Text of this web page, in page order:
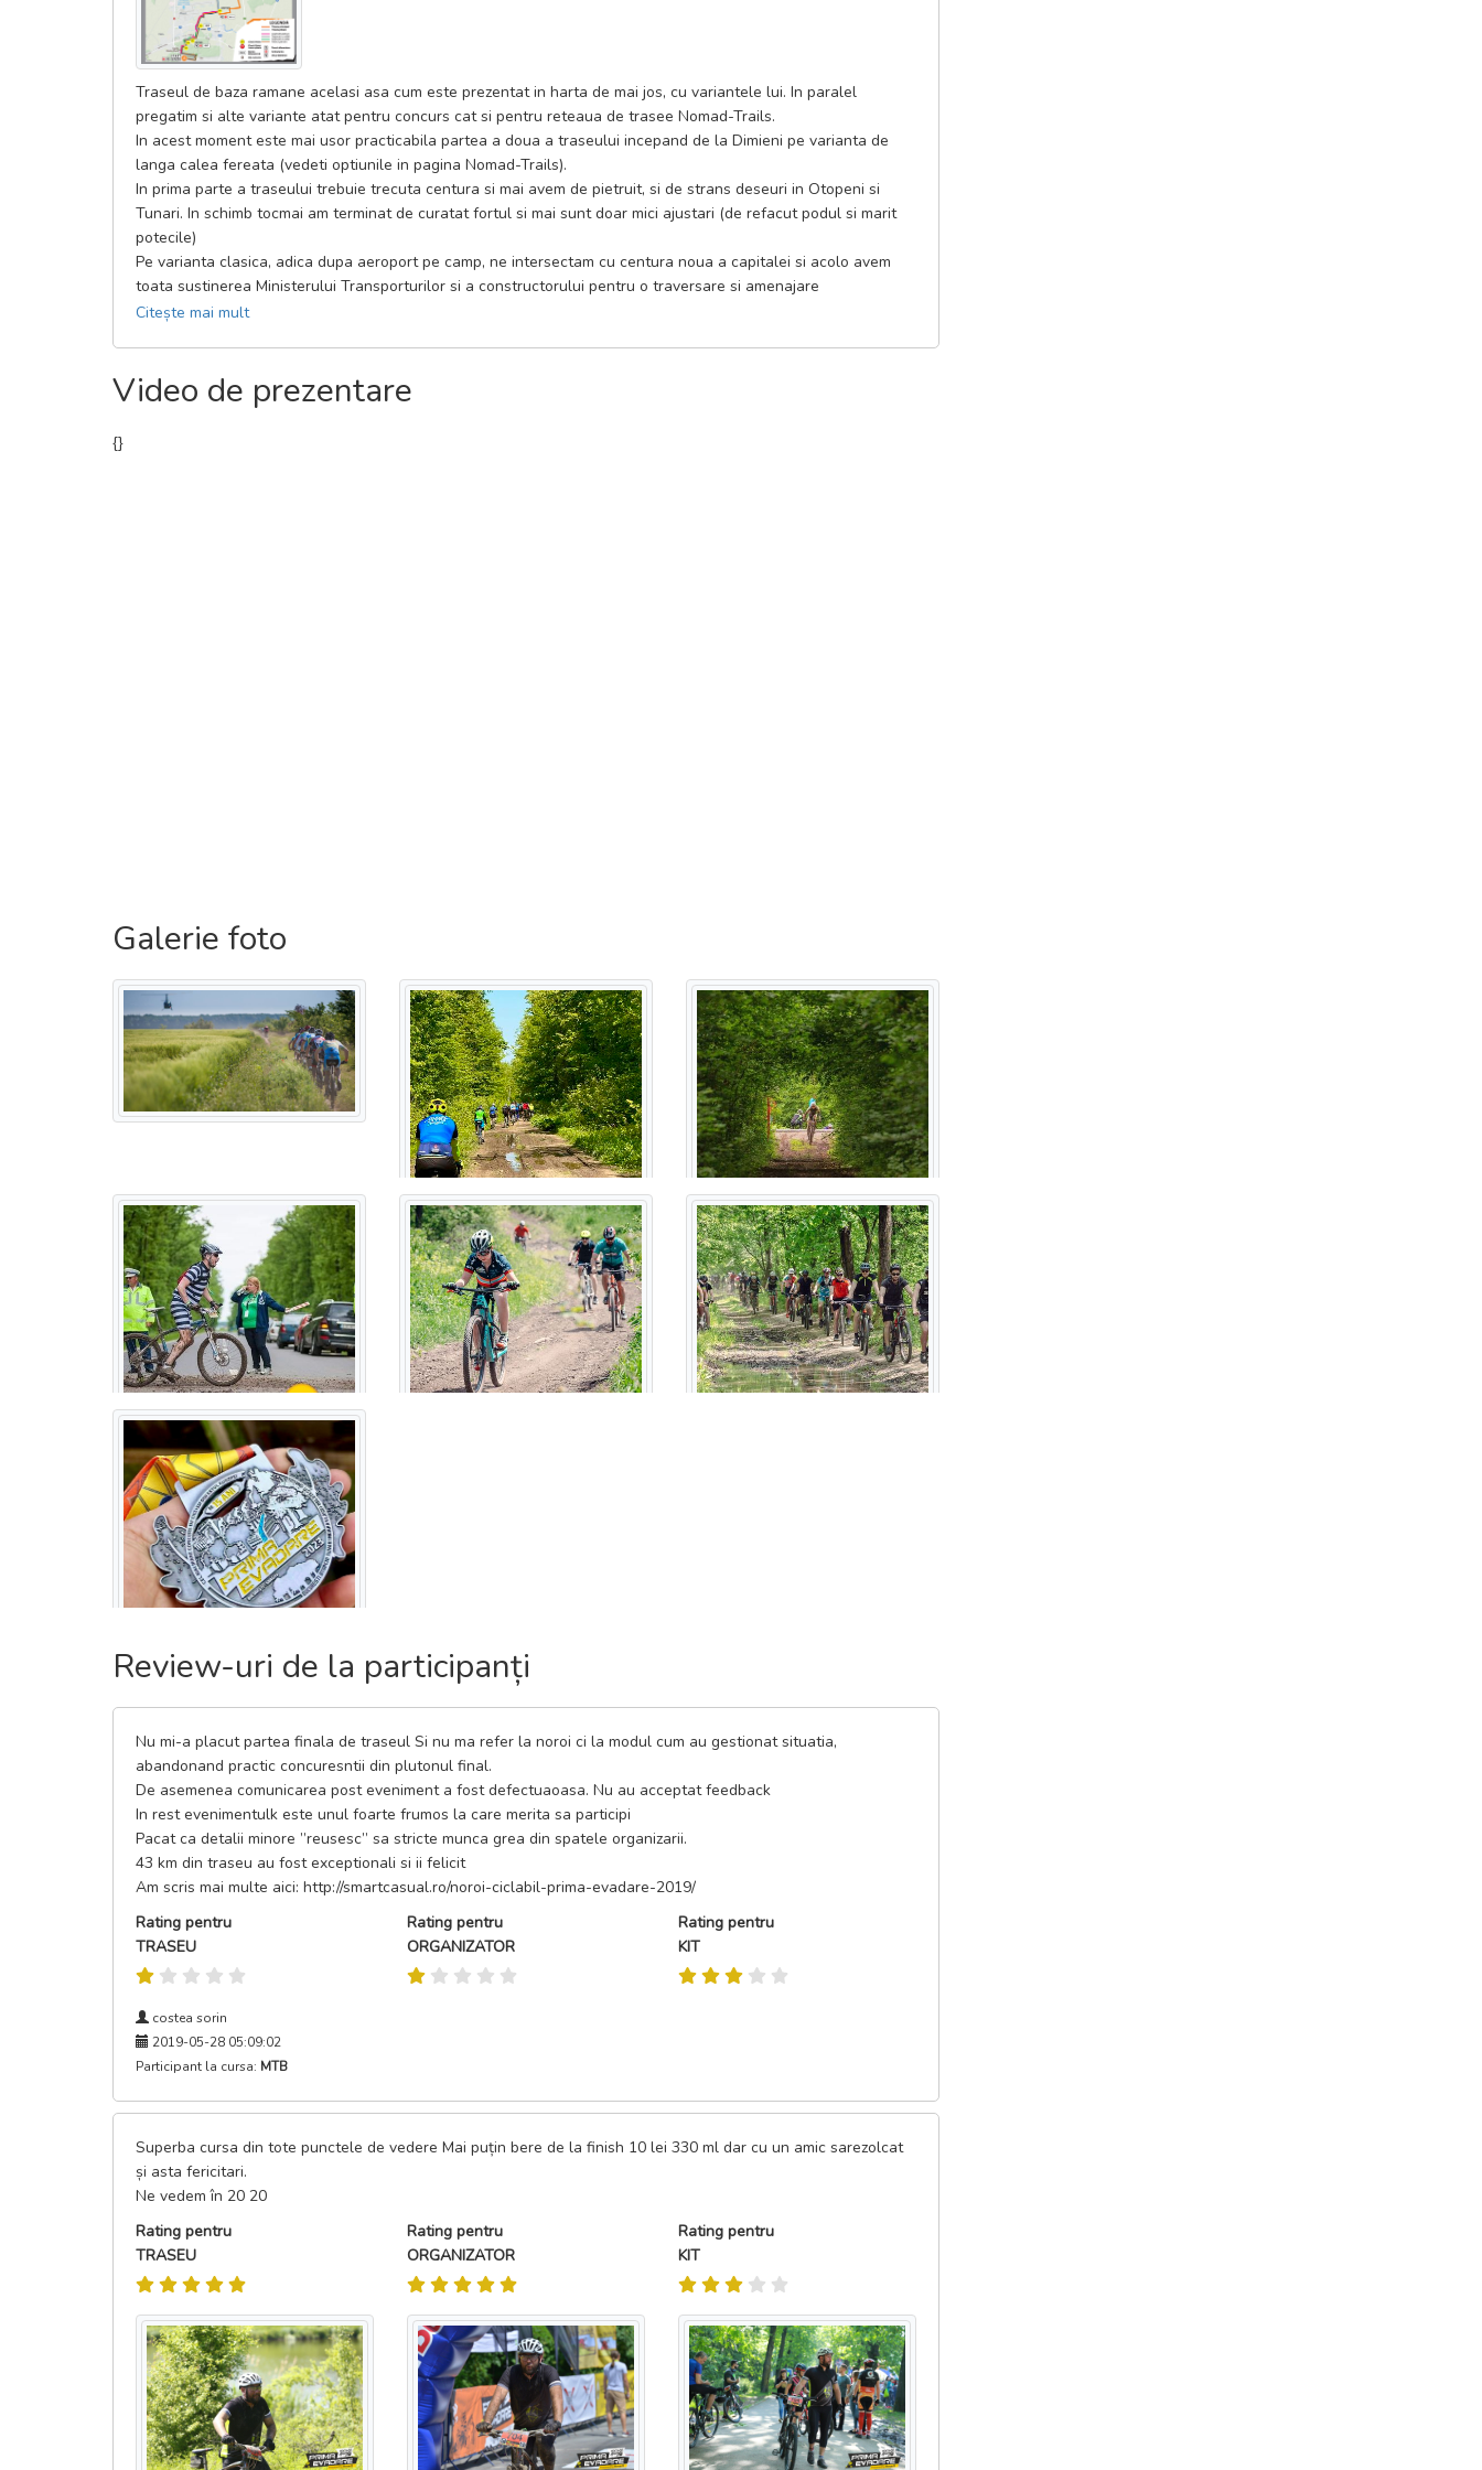
Traseul de baza ramane acelasi asa cum este prezentat in harta de mai jos, cu variantele lui. In paralel
pregatim si alte variante atat pentru concurs cat si pentru reteaua de trasee Nomad-Trails.
In acest moment este mai usor practicabila partea a doua a traseului incepand de la Dimieni pe varianta de
langa calea fereata (vedeti optiunile in pagina Nomad-Trails).
In prima parte a traseului trebuie trecuta centura si mai avem de pietruit, si de strans deseuri in Otopeni si
Tunari. In schimb tocmai am terminat de curatat fortul si mai sunt doar mici ajustari (de refacut podul si marit
potecile)
Pe varianta clasica, adica dupa aeroport pe camp, ne intersectam cu centura noua a capitalei si acolo avem
toata sustinerea Ministerului Transporturilor si a constructorului pentru o traversare si amenajare
corespunzatoare în cazul in care folosim aceasta variantă.
Citește mai mult
Video de prezentare
{}
Galerie foto
Review-uri de la participanți
Nu mi-a placut partea finala de traseul Si nu ma refer la noroi ci la modul cum au gestionat situatia,
abandonand practic concuresntii din plutonul final.
De asemenea comunicarea post eveniment a fost defectuaoasa. Nu au acceptat feedback
In rest evenimentulk este unul foarte frumos la care merita sa participi
Pacat ca detalii minore ”reusesc” sa stricte munca grea din spatele organizarii.
43 km din traseu au fost exceptionali si ii felicit
Am scris mai multe aici: http://smartcasual.ro/noroi-ciclabil-prima-evadare-2019/
Rating pentru
TRASEU
Rating pentru
ORGANIZATOR
Rating pentru
KIT
costea sorin
2019-05-28 05:09:02
Participant la cursa: MTB
Superba cursa din tote punctele de vedere Mai puțin bere de la finish 10 lei 330 ml dar cu un amic sarezolcat
și asta fericitari.
Ne vedem în 20 20
Rating pentru
TRASEU
Rating pentru
ORGANIZATOR
Rating pentru
KIT